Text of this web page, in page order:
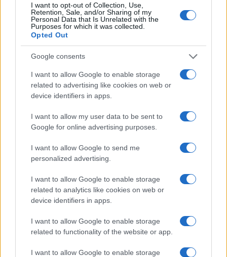
I want to opt-out of Collection, Use,
Retention, Sale, and/or Sharing of my
Personal Data that Is Unrelated with the
Purposes for which it was collected.
Opted Out
Google consents
I want to allow Google to enable storage
related to advertising like cookies on web or
device identifiers in apps.
I want to allow my user data to be sent to
Google for online advertising purposes.
I want to allow Google to send me
personalized advertising.
I want to allow Google to enable storage
related to analytics like cookies on web or
device identifiers in apps.
I want to allow Google to enable storage
related to functionality of the website or app.
I want to allow Google to enable storage
NEWS
Caldo record in Europa: rischi per la salute e ambiente